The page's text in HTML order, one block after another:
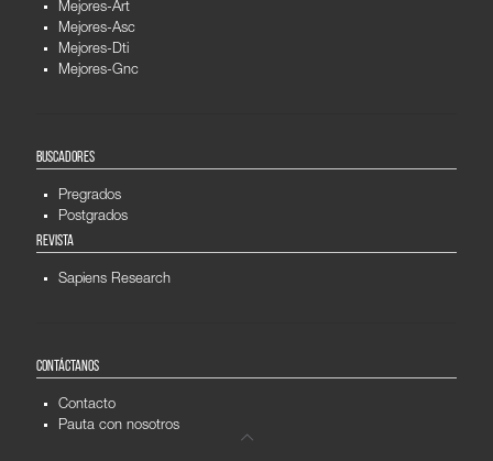
Mejores-Art
Mejores-Asc
Mejores-Dti
Mejores-Gnc
BUSCADORES
Pregrados
Postgrados
REVISTA
Sapiens Research
CONTÁCTANOS
Contacto
Pauta con nosotros